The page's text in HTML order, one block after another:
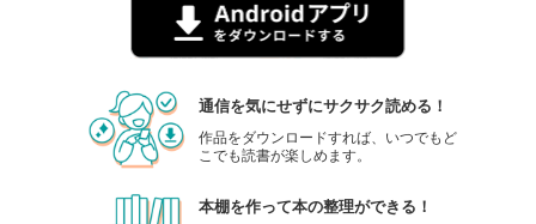
通信を気にせずにサクサク読める！
作品をダウンロードすれば、いつでもど
こでも読書が楽しめます。
本棚を作って本の整理ができる！